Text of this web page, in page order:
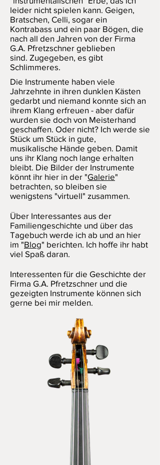
leider nicht spielen kann. Geigen,
Bratschen, Celli, sogar ein
Kontrabass und ein paar Bögen, die
nach all den Jahren von der Firma
G.A. Pfretzschner geblieben
sind. Zugegeben, es gibt
Schlimmeres.
Die Instrumente haben viele
Jahrzehnte in ihren dunklen Kästen
gedarbt und niemand konnte sich an
ihrem Klang erfreuen - aber dafür
wurden sie doch von Meisterhand
geschaffen. Oder nicht? Ich werde sie
Stück um Stück in gute,
musikalische Hände geben. Damit
uns ihr Klang noch lange erhalten
bleibt. Die Bilder der Instrumente
könnt ihr hier in der "Galerie"
betrachten, so bleiben sie
wenigstens "virtuell" zusammen.
Über Interessantes aus der
Familiengeschichte und über das
Tagebuch werde ich ab und an hier
im "Blog" berichten. Ich hoffe ihr habt
viel Spaß daran.
Interessenten für die Geschichte der
Firma G.A. Pfretzschner und die
gezeigten Instrumente können sich
gerne bei mir melden.